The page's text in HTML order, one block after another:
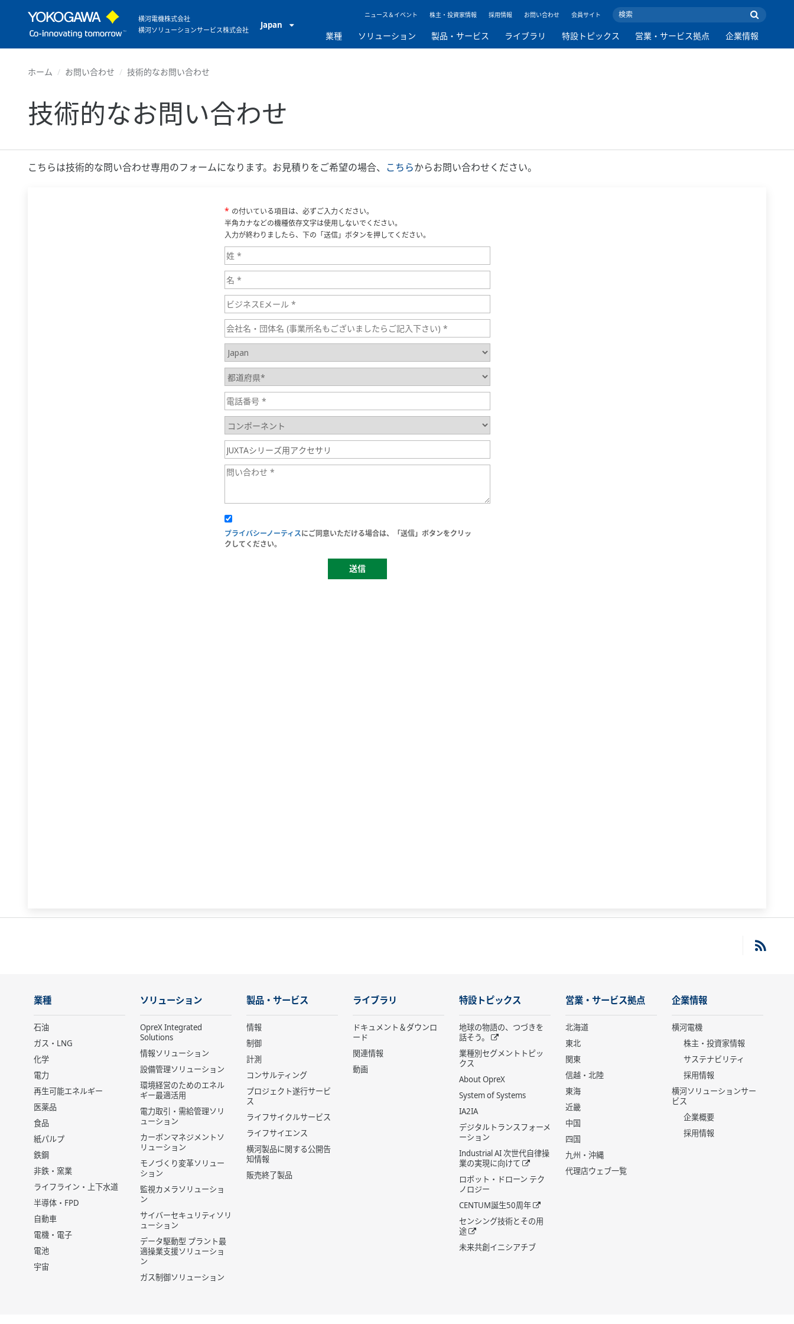
横河電機株式会社
横河ソリューションサービス株式会社
Japan
ニュース＆イベント 株主・投資家情報 採用情報 お問い合わせ 会員サイト
業種 ソリューション 製品・サービス ライブラリ 特設トピックス 営業・サービス拠点 企業情報
ホーム お問い合わせ 技術的なお問い合わせ
技術的なお問い合わせ
こちらは技術的な問い合わせ専用のフォームになります。お見積りをご希望の場合、 こちらからお問い合わせください。
業種
石油
ガス・LNG
化学
電力
再生可能エネルギー
医薬品
食品
紙パルプ
鉄鋼
非鉄・窯業
ライフライン・上下水道
半導体・FPD
自動車
電機・電子
電池
宇宙
ソリューション
OpreX Integrated
Solutions
情報ソリューション
設備管理ソリューション
環境経営のためのエネル
ギー最適活用
電力取引・需給管理ソリ
ューション
カーボンマネジメントソ
リューション
モノづくり変革ソリュー
ション
監視カメラソリューショ
ン
サイバーセキュリティソリ
ューション
データ駆動型 プラント最
適操業支援ソリューショ
ン
ガス制御ソリューション
製品・サービス
情報
制御
計測
コンサルティング
プロジェクト遂行サービ
ス
ライフサイクルサービス
ライフサイエンス
横河製品に関する公開告
知情報
販売終了製品
ライブラリ
ドキュメント＆ダウンロ
ード
関連情報
動画
特設トピックス
地球の物語の、つづきを
話そう。
業種別セグメントトピッ
クス
About OpreX
System of Systems
IA2IA
デジタルトランスフォーメ
ーション
Industrial AI 次世代自律操
業の実現に向けて
ロボット・ドローン テク
ノロジー
CENTUM誕生50周年
センシング技術とその用
途
未来共創イニシアチブ
営業・サービス拠点
北海道
東北
関東
信越・北陸
東海
近畿
中国
四国
九州・沖縄
代理店ウェブ一覧
企業情報
横河電機
株主・投資家情報
サステナビリティ
採用情報
横河ソリューションサー
ビス
企業概要
採用情報